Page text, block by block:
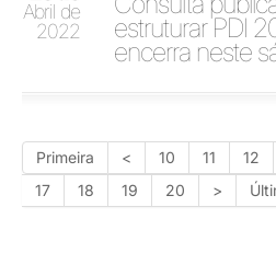
Abril de
2022
estruturar PDI
encerra neste
Primeira < 10 11 12
17
18 19 20 >